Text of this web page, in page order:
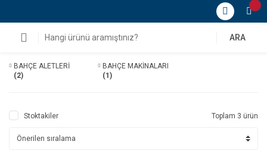
ARA
BAHÇE ALETLERİ
(2)
BAHÇE MAKİNALARI
(1)
Stoktakiler Toplam 3 ürün